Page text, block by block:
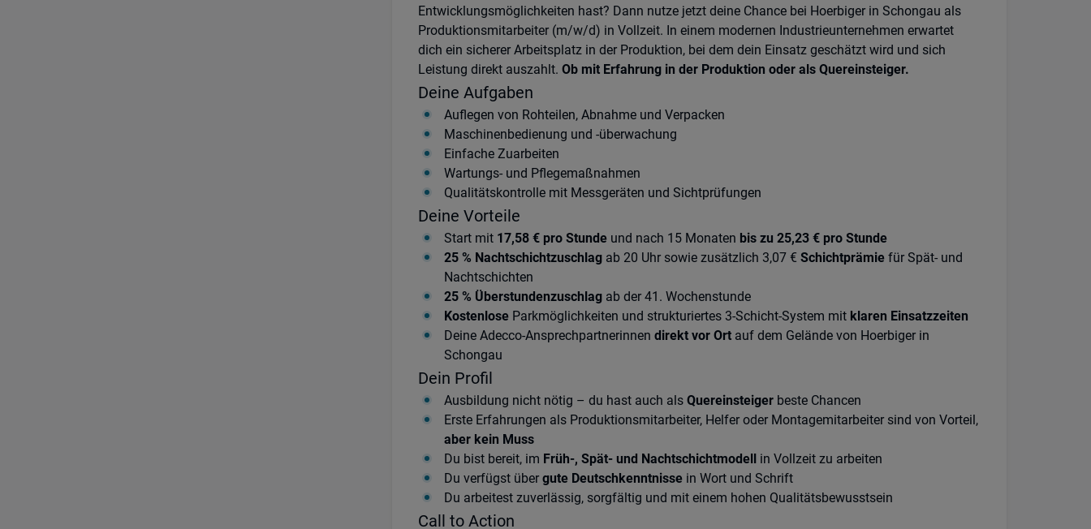
Entwicklungsmöglichkeiten hast? Dann nutze jetzt deine Chance bei Hoerbiger in Schongau als
Produktionsmitarbeiter (m/w/d) in Vollzeit. In einem modernen Industrieunternehmen erwartet
dich ein sicherer Arbeitsplatz in der Produktion, bei dem dein Einsatz geschätzt wird und sich
Leistung direkt auszahlt. Ob mit Erfahrung in der Produktion oder als Quereinsteiger.
Deine Aufgaben
Auflegen von Rohteilen, Abnahme und Verpacken
Maschinenbedienung und -überwachung
Einfache Zuarbeiten
Wartungs- und Pflegemaßnahmen
Qualitätskontrolle mit Messgeräten und Sichtprüfungen
Deine Vorteile
Start mit 17,58 € pro Stundeund nach 15 Monaten bis zu 25,23 € pro Stunde
25 % Nachtschichtzuschlagab 20 Uhr sowie zusätzlich 3,07 € Schichtprämie für Spät- und
Nachtschichten
25 % Überstundenzuschlagab der 41. Wochenstunde
Kostenlose Parkmöglichkeiten und strukturiertes 3-Schicht-System mit klaren Einsatzzeiten
Deine Adecco-Ansprechpartnerinnen direkt vor Ort auf dem Gelände von Hoerbiger in
Schongau
Dein Profil
Ausbildung nicht nötig – du hast auch als Quereinsteiger beste Chancen
Erste Erfahrungen als Produktionsmitarbeiter, Helfer oder Montagemitarbeiter sind von Vorteil,
aber kein Muss
Du bist bereit, im Früh-, Spät- und Nachtschichtmodellin Vollzeit zu arbeiten
Du verfügst über gute Deutschkenntnissein Wort und Schrift
Du arbeitest zuverlässig, sorgfältig und mit einem hohen Qualitätsbewusstsein
Call to Action